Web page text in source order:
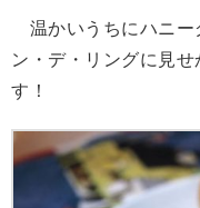
温かいうちにハニー
ン・デ・リングに見
す！